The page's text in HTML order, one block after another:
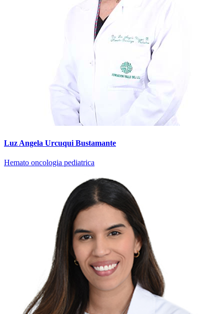
Luz Angela Urcuqui Bustamante
Hemato oncologia pediatrica